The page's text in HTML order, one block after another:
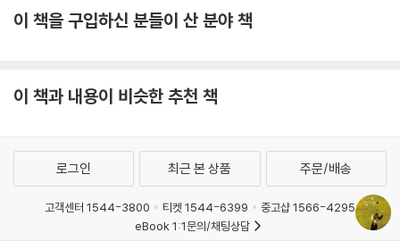
이 책을 구입하신 분들이 산 분야 책
이 책과 내용이 비슷한 추천 책
로그인 최근 본 상품 주문/배송
고객센터 1544-3800 티켓 1544-6399
중고샵 1566-4295
eBook 1:1문의/채팅상담